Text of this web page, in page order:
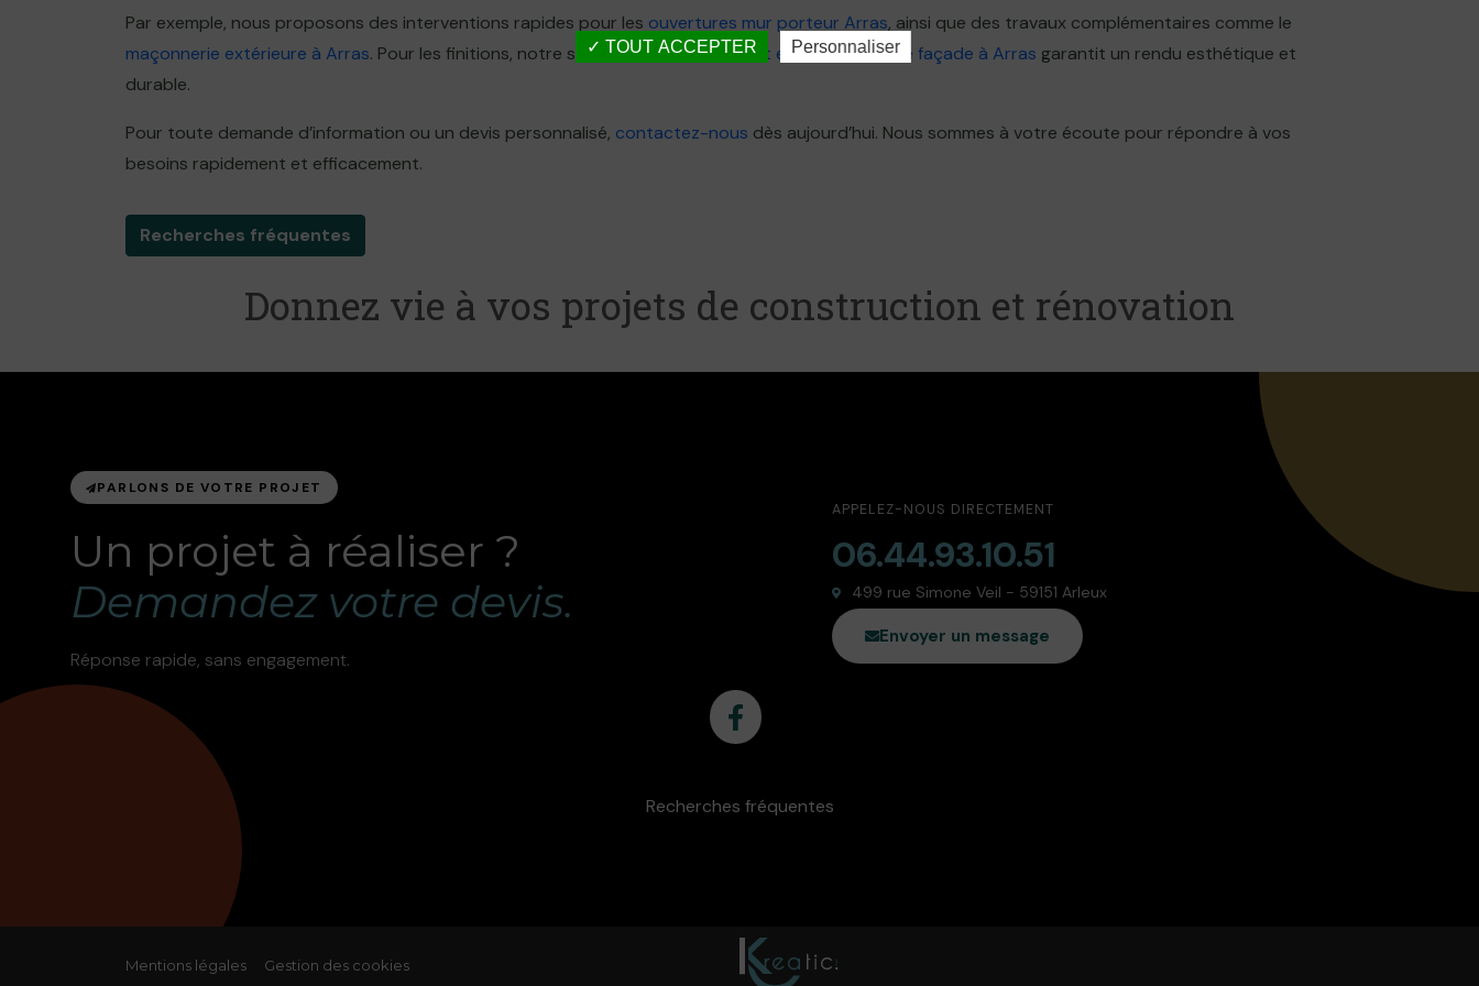
Par exemple, nous proposons des interventions rapides pour les ouvertures mur porteur Arras, ainsi que des travaux complémentaires comme le
maçonnerie extérieure à Arras. Pour les finitions, notre service de rejointoiement et ravalement de façade à Arras garantit un rendu esthétique et
durable.
Pour toute demande d’information ou un devis personnalisé, contactez-nous dès aujourd’hui. Nous sommes à votre écoute pour répondre à vos
besoins rapidement et efficacement.
Recherches fréquentes
Donnez vie à vos projets de construction et rénovation
PARLONS DE VOTRE PROJET
Un projet à réaliser ?
Demandez votre devis.
Réponse rapide, sans engagement.
APPELEZ-NOUS DIRECTEMENT
06.44.93.10.51
499 rue Simone Veil - 59151 Arleux
Envoyer un message
Recherches fréquentes
Mentions légales Gestion des cookies
TOUT ACCEPTER Personnaliser